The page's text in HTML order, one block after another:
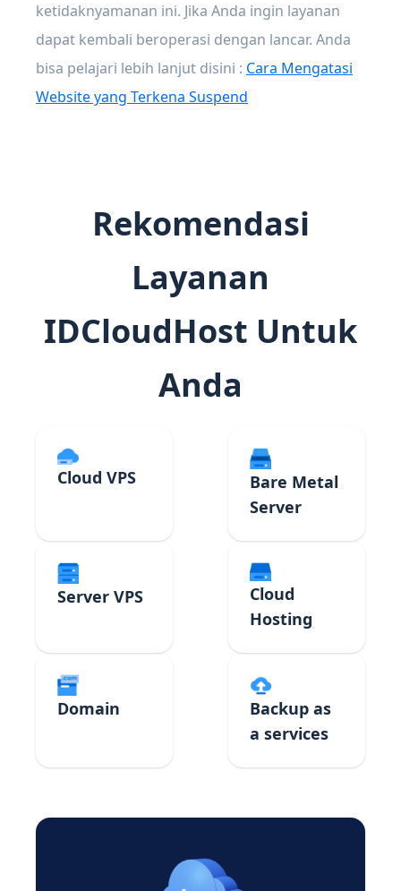
ketidaknyamanan ini. Jika Anda ingin layanan
dapat kembali beroperasi dengan lancar. Anda
bisa pelajari lebih lanjut disini : Cara Mengatasi
Website yang Terkena Suspend
Rekomendasi
Layanan
IDCloudHost Untuk
Anda
Cloud VPS
Bare Metal
Server
Server VPS
Cloud
Hosting
Domain
Backup as
a services